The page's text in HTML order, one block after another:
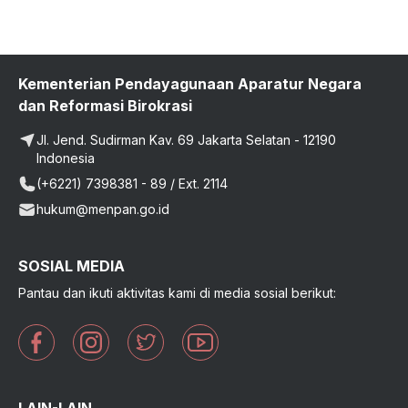
Kementerian Pendayagunaan Aparatur Negara
dan Reformasi Birokrasi
Jl. Jend. Sudirman Kav. 69 Jakarta Selatan - 12190
Indonesia
(+6221) 7398381 - 89 / Ext. 2114
hukum@menpan.go.id
SOSIAL MEDIA
Pantau dan ikuti aktivitas kami di media sosial berikut: